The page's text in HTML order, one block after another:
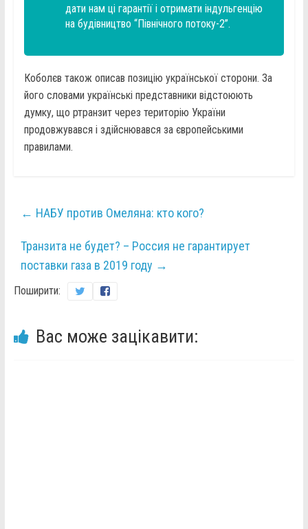
дати нам ці гарантії і отримати індульгенцію
на будівництво “Північного потоку-2”.
Коболєв також описав позицію української сторони. За
його словами українські представники відстоюють
думку, що ртранзит через територію України
продовжувався і здійснювався за європейськими
правилами.
← НАБУ против Омеляна: кто кого?
Транзита не будет? – Россия не гарантирует
поставки газа в 2019 году →
Поширити:
Вас може зацікавити: